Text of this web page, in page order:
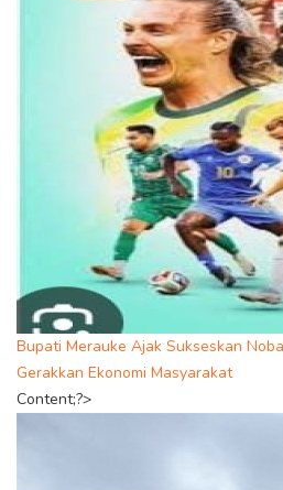
Bupati Merauke Ajak Sukseskan
Gerakkan Ekonomi Masyarakat
Content;?>